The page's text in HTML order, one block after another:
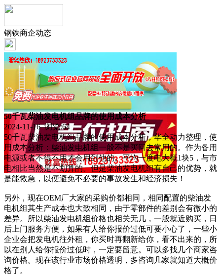
钢铁商企动态
50千瓦柴油发电机组品牌的使用成本分析
2024-11-16 浏览:64
50千瓦柴油发电机组品牌的使用成本分析，华全动力整理，使
用成本分析：柴油发电机组一般不是买回去常用的。作为备用
电源或者不得不用才会用到他的。平均一度电大概1块5，与市
电相比当然是不划算的。但是柴油发电机组有自己的优势，就
是能救急，以便避免不必要的事故发生和经济损失！
另外，现在OEM厂大家的采购价都相同，相同配置的柴油发
电机组其生产成本也大致相同，由于零部件的差别会有微小的
差异。所以柴油发电机组价格也相关无几，一般就近购买，日
后上门服务方便，如果有人给你报价过低可要小心了，一些小
企业会把发电机往外租，你买时再翻新给你，看不出来的，所
以在别人给你报价过低时，一定要留意。可以多找几个商家咨
询价格。现在该行业市场价格透明，多咨询几家就知道大概价
格了。